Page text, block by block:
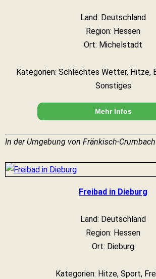
Land: Deutschland
Region: Hessen
Ort: Michelstadt
Kategorien: Schlechtes Wetter, Hitze,
Sonstiges
Mehr Infos
In der Umgebung von Fränkisch-
Freibad in Dieburg
Land: Deutschland
Region: Hessen
Ort: Dieburg
Kategorien: Hitze, Sport,